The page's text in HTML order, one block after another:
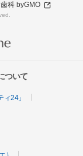
科 byGMO
ついて
24」